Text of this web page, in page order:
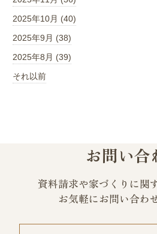
2025年10月 (40)
2025年9月 (38)
2025年8月 (39)
それ以前
お問い合
資料請求や家づくりに関
お気軽にお問い合わ